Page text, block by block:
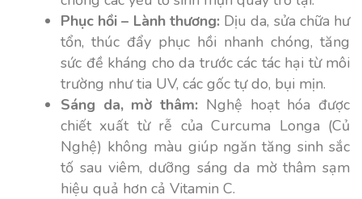
Phục hồi – Lành thương:Dịu da, sửa chữa hư
tổn, thúc đẩy phục hồi nhanh chóng, tăng
sức đề kháng cho da trước các tác hại từ môi
trường như tia UV, các gốc tự do, bụi mịn.
Sáng da, mờ thâm: Nghệ hoạt hóa được
chiết xuất từ rễ của Curcuma Longa (Củ
Nghệ) không màu giúp ngăn tăng sinh sắc
tố sau viêm, dưỡng sáng da mờ thâm sạm
hiệu quả hơn cả Vitamin C.